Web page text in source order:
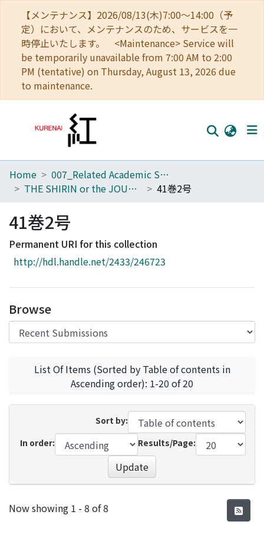
【メンテナンス】2026/08/13(木)7:00～14:00（予
定）において、メンテナンスのため、サービスを一
時停止いたします。 <Maintenance> Service will
be temporarily unavailable from 7:00 AM to 2:00
PM (tentative) on Thursday, August 13, 2026 due
to maintenance.
Home
Browse
Download Ranking
Access Statistics
Home
007_Related Academic Societies
THE SHIRIN or the JOURNAL OF HISTORY
41巻2号
41巻2号
Permanent URI for this collection
http://hdl.handle.net/2433/246723
Browse
List Of Items (Sorted by Table of contents in
Ascending order): 1-20 of 20
Sort by:
In order:
Results/Page:
Update
Recent Submissions
Now showing 1 - 8 of 8